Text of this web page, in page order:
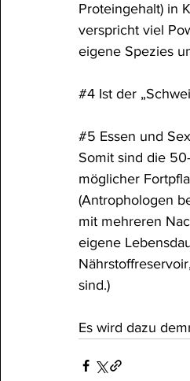
Proteingehalt) in
verspricht viel
eigene Spezies
#4 Ist der
#5 Essen und
Somit sind die
möglicher
(Antrophologen
mit mehreren
eigene
sind.)
Es wird dazu